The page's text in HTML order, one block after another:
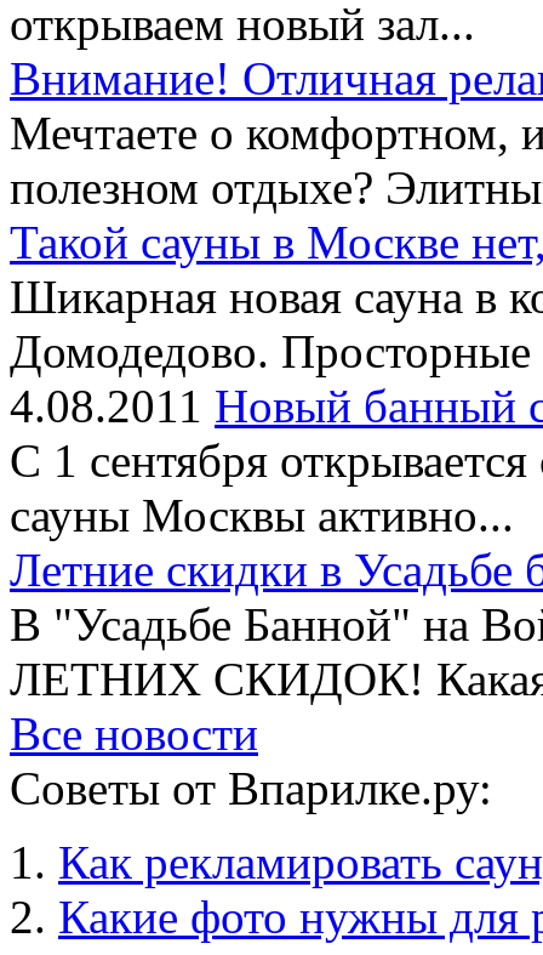
открываем новый зал...
Внимание! Отличная
Мечтаете о комфортном,
полезном отдыхе?
Такой сауны в Москве
Шикарная новая сауна в
Домодедово.
4.08.2011 Новый банный
С 1 сентября
сауны Москвы активно...
Летние скидки в Усадьбе
В "Усадьбе Банной" на
ЛЕТНИХ СКИДОК! Какая
Все новости
Советы от Впарилке.ру:
Как рекламировать
Какие фото нужны для